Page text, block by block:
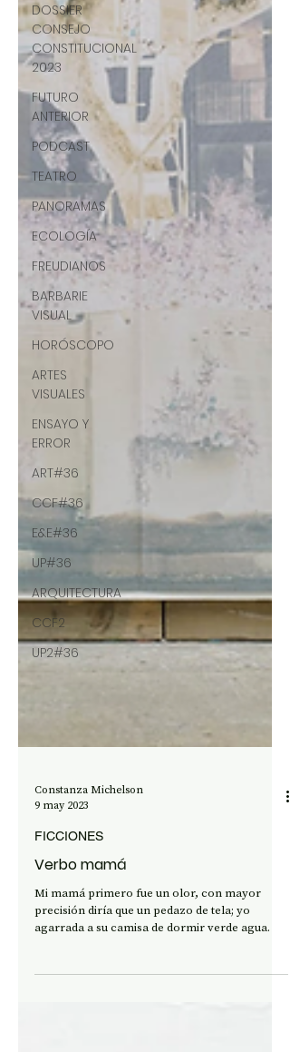
DOSSIER
CONSEJO
CONSTITUCIONAL
2023
FUTURO
ANTERIOR
PODCAST
TEATRO
PANORAMAS
ECOLOGÍA
FREUDIANOS
BARBARIE
VISUAL
HORÓSCOPO
ARTES
VISUALES
ENSAYO Y
ERROR
ART#36
CCF#36
E&E#36
UP#36
ARQUITECTURA
CCF2
UP2#36
9 may 2023
FICCIONES
Verbo mamá
precisión diría que un pedazo de tela; yo